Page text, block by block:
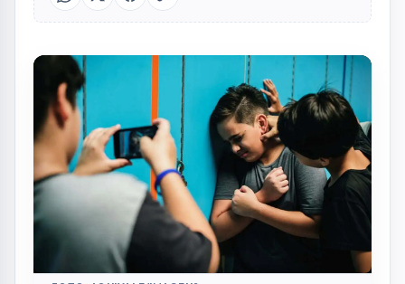
Uma ONG com atuação no Vale do Paraíba
lançou na última terça-feira (23) uma cartilha
voltada a educadores com orientações
práticas para reduzir a evasão escolar
provocada por discriminação, bullying e
outras formas de violência no ambiente
escolar. A publicação "Confie na
Diversidade" é das Mães pela Diversidade e
tem distribuição iniciada pelas escolas